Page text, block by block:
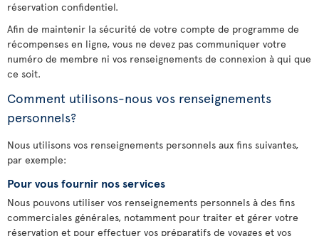
réservation confidentiel.
Afin de maintenir la sécurité de votre compte de programme de
récompenses en ligne, vous ne devez pas communiquer votre
numéro de membre ni vos renseignements de connexion à qui que
ce soit.
Comment utilisons-nous vos renseignements
personnels?
Nous utilisons vos renseignements personnels aux fins suivantes,
par exemple:
Pour vous fournir nos services
Nous pouvons utiliser vos renseignements personnels à des fins
commerciales générales, notamment pour traiter et gérer votre
réservation et pour effectuer vos préparatifs de voyages et vos